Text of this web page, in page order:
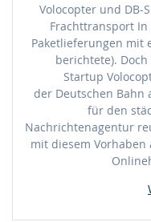
Volocopter und DB-
Frachttransport In
Paketlieferungen mit
berichtete).
Startup
der Deutschen Bahn
für den
Nachrichtenagentur
mit diesem